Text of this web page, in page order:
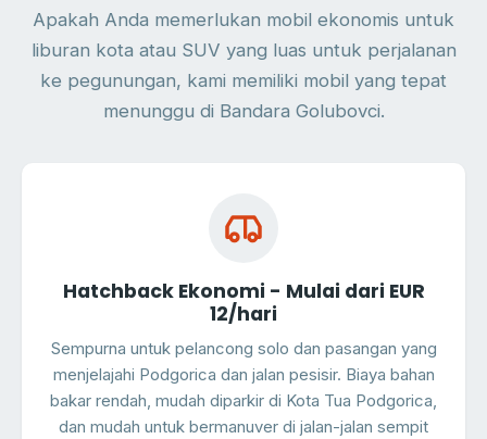
Apakah Anda memerlukan mobil ekonomis untuk
liburan kota atau SUV yang luas untuk perjalanan
ke pegunungan, kami memiliki mobil yang tepat
menunggu di Bandara Golubovci.
Hatchback Ekonomi - Mulai dari EUR
12/hari
Sempurna untuk pelancong solo dan pasangan yang
menjelajahi Podgorica dan jalan pesisir. Biaya bahan
bakar rendah, mudah diparkir di Kota Tua Podgorica,
dan mudah untuk bermanuver di jalan-jalan sempit